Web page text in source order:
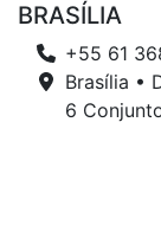
BRASÍLIA
+55 61
Brasília •
6